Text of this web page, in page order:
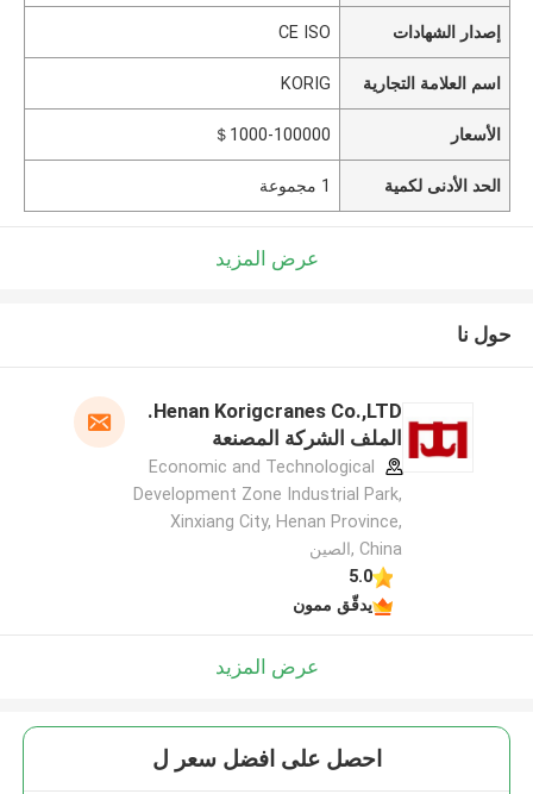
إصدار الشهادات CE ISO
اسم العلامة التجارية KORIG
الأسعار ＄1000-100000
الحد الأدنى لكمية 1 مجموعة
عرض المزيد
حول نا
Henan Korigcranes Co.,LTD.
الملف الشركة المصنعة
Economic and Technological
Development Zone Industrial Park,
Xinxiang City, Henan Province,
China ,الصين
5.0
يدقّق ممون
عرض المزيد
احصل على افضل سعر ل